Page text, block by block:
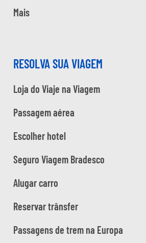
Mais
RESOLVA SUA VIAGEM
Loja do Viaje na Viagem
Passagem aérea
Escolher hotel
Seguro Viagem Bradesco
Alugar carro
Reservar trânsfer
Passagens de trem na Europa